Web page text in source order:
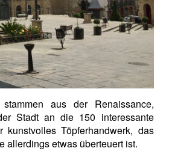
aus der Renaissance,
Stadt an die 150 interessante
Töpferhandwerk, das
allerdings etwas überteuert ist.